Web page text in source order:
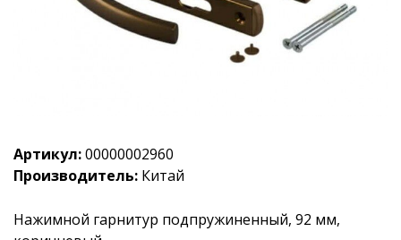
Артикул:00000002960
Производитель: Китай
Нажимной гарнитур подпружиненный, 92 мм,